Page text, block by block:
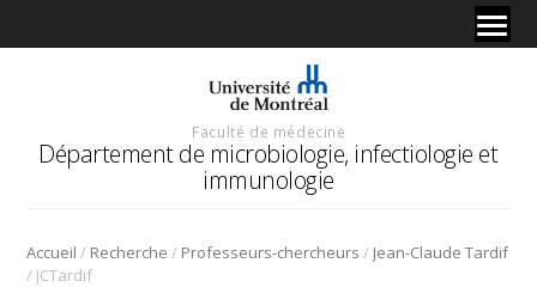
Faculté de médecine
Département de microbiologie, infectiologie et
immunologie
Accueil / Recherche / Professeurs-chercheurs / Jean-Claude Tardif
/ JCTardif